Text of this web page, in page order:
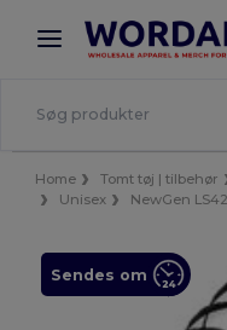
× Wordans-app
Bedre priser i
Home Tomt tøj | tilbehør
Unisex
NewGen
Sendes om